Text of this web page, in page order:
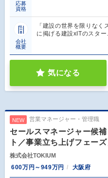
応募
資格
会社
概要
「建設の世界を限りな
に掲げる建設xITのスタ
気になる
NEW 営業マネージャー・管理職
セールスマネージャー候
ト／事業立ち上げフェーズ
株式会社TOKIUM
600万円～949万円
大阪府